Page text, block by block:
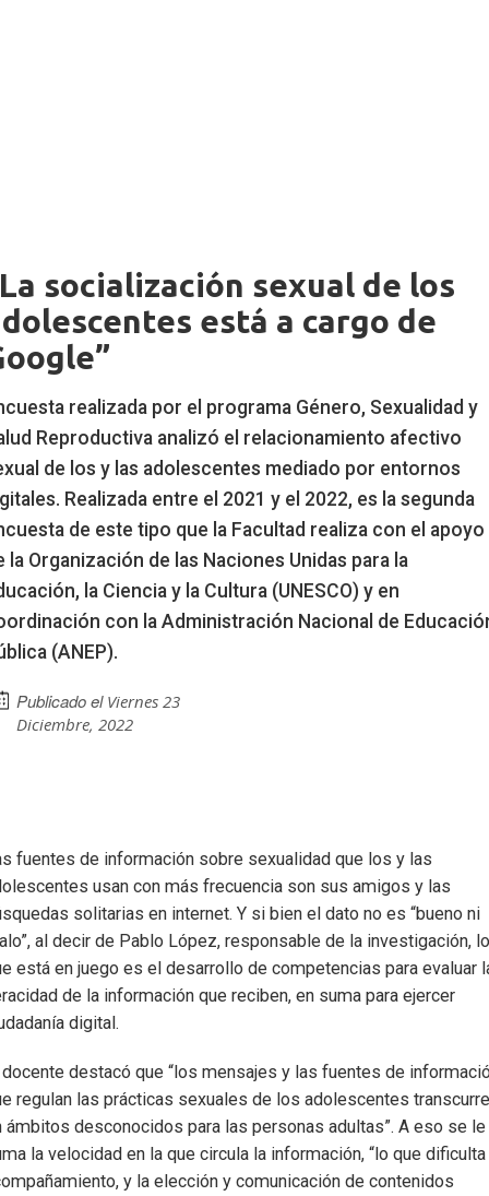
socialización sexual de los
está a cargo de
realizada por el programa Género, Sexualidad y
Reproductiva analizó el relacionamiento afectivo
de los y las adolescentes mediado por entornos
Realizada entre el 2021 y el 2022, es la segunda
de este tipo que la Facultad realiza con el apoyo
la Organización de las Naciones Unidas para la
la Ciencia y la Cultura (UNESCO) y en
con la Administración Nacional de
(ANEP).
Publicado el Viernes 23
Diciembre, 2022
fuentes de información sobre sexualidad que los y las
usan con más frecuencia son sus amigos y las
solitarias en internet. Y si bien el dato no es “bueno ni
al decir de Pablo López, responsable de la investigación, lo
está en juego es el desarrollo de competencias para evaluar
de la información que reciben, en suma para ejercer
digital.
docente destacó que “los mensajes y las fuentes de
regulan las prácticas sexuales de los adolescentes
ámbitos desconocidos para las personas adultas”. A eso se le
la velocidad en la que circula la información, “lo que
y la elección y comunicación de contenidos